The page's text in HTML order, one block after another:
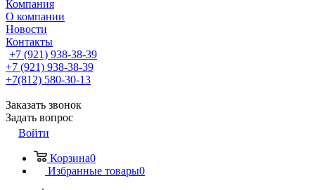
Компания
О компании
Новости
Контакты
+7 (921) 938-38-39
+7 (921) 938-38-39
+7(812) 580-30-13
Заказать звонок
Задать вопрос
Войти
Корзина0
Избранные товары0